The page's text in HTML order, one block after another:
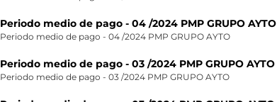
Periodo medio de pago - 04 /2024 PMP GRUPO AYTO
Periodo medio de pago - 04 /2024 PMP GRUPO AYTO
Periodo medio de pago - 03 /2024 PMP GRUPO AYTO
Periodo medio de pago - 03 /2024 PMP GRUPO AYTO